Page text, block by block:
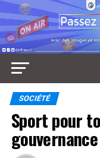
SOCIÉTÉ
Sport pour